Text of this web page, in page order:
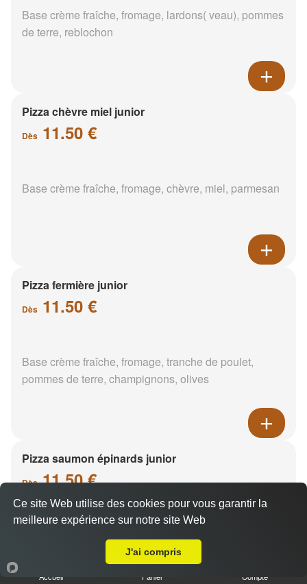
Base crème fraîche, fromage, lardons( veau), pommes
de terre, reblochon
Pizza chèvre miel junior
Dès 11.50 €
Base crème fraîche, fromage, chèvre, miel, parmesan
Pizza fermière junior
Dès 11.50 €
Base crème fraîche, fromage, tranche de poulet,
pommes de terre, champignons, olives
Pizza saumon épinards junior
Dès11.50 €
Accueil Panier Compte
Ce site Web utilise des cookies pour vous garantir la
meilleure expérience sur notre site Web
J'ai compris